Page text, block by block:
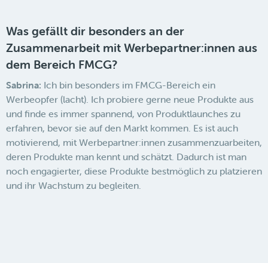
Was gefällt dir besonders an der
Zusammenarbeit mit Werbepartner:innen aus
dem Bereich FMCG?
Sabrina: Ich bin besonders im FMCG-Bereich ein
Werbeopfer (lacht). Ich probiere gerne neue Produkte aus
und finde es immer spannend, von Produktlaunches zu
erfahren, bevor sie auf den Markt kommen. Es ist auch
motivierend, mit Werbepartner:innen zusammenzuarbeiten,
deren Produkte man kennt und schätzt. Dadurch ist man
noch engagierter, diese Produkte bestmöglich zu platzieren
und ihr Wachstum zu begleiten.